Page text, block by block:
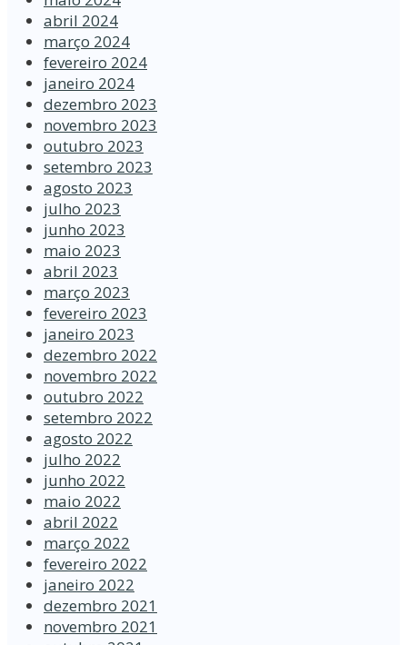
abril 2024
março 2024
fevereiro 2024
janeiro 2024
dezembro 2023
novembro 2023
outubro 2023
setembro 2023
agosto 2023
julho 2023
junho 2023
maio 2023
abril 2023
março 2023
fevereiro 2023
janeiro 2023
dezembro 2022
novembro 2022
outubro 2022
setembro 2022
agosto 2022
julho 2022
junho 2022
maio 2022
abril 2022
março 2022
fevereiro 2022
janeiro 2022
dezembro 2021
novembro 2021